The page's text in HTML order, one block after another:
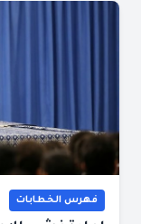
فهرس الخطابات